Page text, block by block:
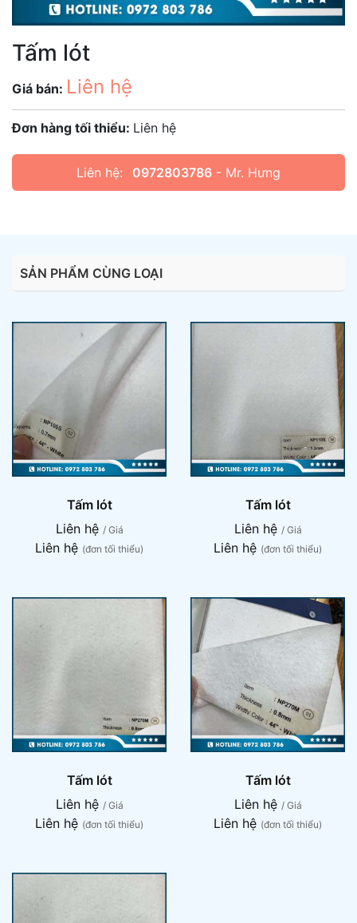
Tấm lót
Giá bán: Liên hệ
Đơn hàng tối thiểu: Liên hệ
Liên hệ: 0972803786 - Mr. Hưng
SẢN PHẨM CÙNG LOẠI
Tấm lót
Liên hệ / Giá
Liên hệ (đơn tối thiểu)
Tấm lót
Liên hệ / Giá
Liên hệ (đơn tối thiểu)
Tấm lót
Liên hệ / Giá
Liên hệ (đơn tối thiểu)
Tấm lót
Liên hệ / Giá
Liên hệ (đơn tối thiểu)